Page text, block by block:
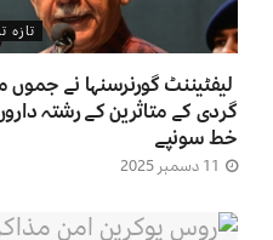
تازہ
لیفٹیننٹ گورنرسنہا نے
گردی کے متاثرین کے رشتہ
خط سونپے